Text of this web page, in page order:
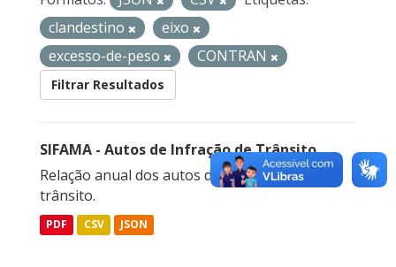
clandestino
eixo
excesso-de-peso
CONTRAN
Filtrar Resultados
SIFAMA - Autos de Infração de Trânsito
Relação anual dos autos de infração de
trânsito.
PDF CSV JSON